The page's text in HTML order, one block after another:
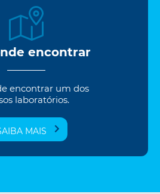
encontrar
encontrar um dos
laboratórios.
MAIS